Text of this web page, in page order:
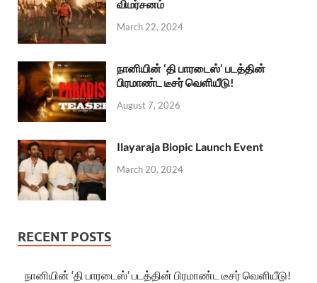
விமர்சனம்
March 22, 2024
நானியின் ‘தி பாரடைஸ்’ படத்தின்
பிரமாண்ட டீசர் வெளியீடு!
August 7, 2026
Ilayaraja Biopic Launch Event
March 20, 2024
RECENT POSTS
நானியின் ‘தி பாரடைஸ்’ படத்தின் பிரமாண்ட டீசர் வெளியீடு!